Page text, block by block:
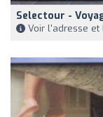
Selectour -
Voir l'adresse